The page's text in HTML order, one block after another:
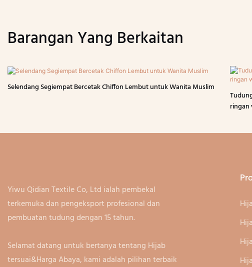
Barangan Yang Berkaitan
Selendang Segiempat Bercetak Chiffon Lembut untuk Wanita Muslim
ringan
Yiwu Qidian Textile Co, Ltd ialah pembekal
terkemuka dan pengeksport profesional dan
pembuatan tudung dengan 15 tahun.
Selamat datang untuk bertanya tentang Hijab
tersuai&Harga Abaya, kami adalah pilihan terbaik